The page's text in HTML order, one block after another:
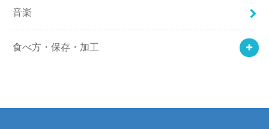
音楽
食べ方・保存・加工